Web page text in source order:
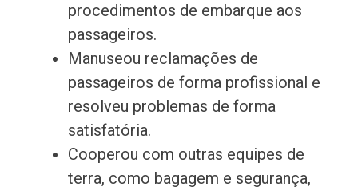
procedimentos de embarque aos
passageiros.
Manuseou reclamações de
passageiros de forma profissional e
resolveu problemas de forma
satisfatória.
Cooperou com outras equipes de
terra, como bagagem e segurança,